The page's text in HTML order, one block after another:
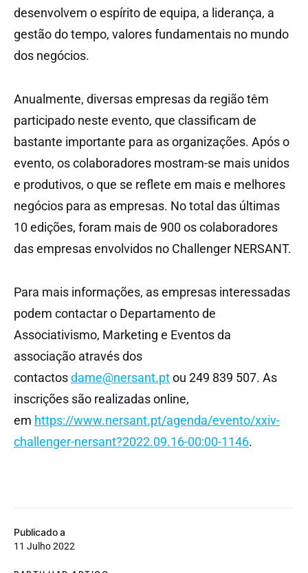
Publicado a
11 Julho 2022
desenvolvem o espírito de equipa, a liderança, a
gestão do tempo, valores fundamentais no mundo
dos negócios.
Anualmente, diversas empresas da região têm
participado neste evento, que classificam de
bastante importante para as organizações. Após o
evento, os colaboradores mostram-se mais unidos
e produtivos, o que se reflete em mais e melhores
negócios para as empresas. No total das últimas
10 edições, foram mais de 900 os colaboradores
das empresas envolvidos no Challenger NERSANT.
Para mais informações, as empresas interessadas
podem contactar o Departamento de
Associativismo, Marketing e Eventos da
associação através dos
contactosdame@nersant.ptou 249 839 507. As
inscrições são realizadas online,
em https://www.nersant.pt/agenda/evento/xxiv-
challenger-nersant?2022.09.16-00:00-1146.